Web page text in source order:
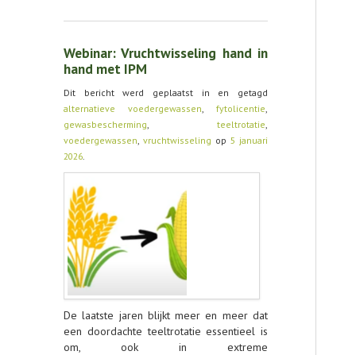
Webinar: Vruchtwisseling hand in
hand met IPM
Dit bericht werd geplaatst in en getagd
alternatieve voedergewassen, fytolicentie,
gewasbescherming, teeltrotatie,
voedergewassen, vruchtwisseling op 5 januari
2026.
De laatste jaren blijkt meer en meer dat
een doordachte teeltrotatie essentieel is
om, ook in extreme